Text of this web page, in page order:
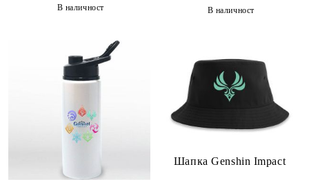
В наличност В наличност
Шапка Genshin Impact